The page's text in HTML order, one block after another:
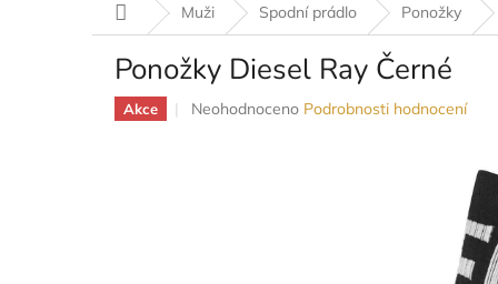
Domů Muži Spodní prádlo Ponožky
Ponožky Diesel Ray Černé
Akce
Průměrné
Neohodnoceno Podrobnosti hodnocení